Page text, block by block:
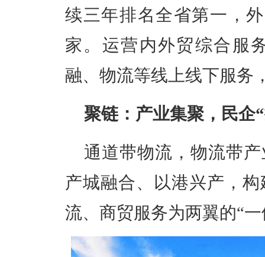
续三年排名全省第一，
家。运营内外贸综合服
融、物流等线上线下服务
聚链：产业集聚，民企
通道带物流，物流带
产城融合、以港兴产，
流、商贸服务为两翼的“